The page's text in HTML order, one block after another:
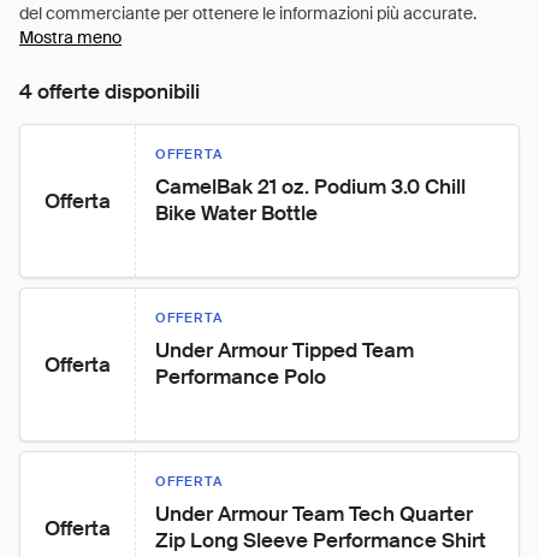
Mostra meno
4 offerte disponibili
Offerta
OFFERTA
CamelBak 21 oz. Podium 3.0 Chill
Bike Water Bottle
Offerta
OFFERTA
Under Armour Tipped Team
Performance Polo
Offerta
OFFERTA
Under Armour Team Tech Quarter
Zip Long Sleeve Performance Shirt